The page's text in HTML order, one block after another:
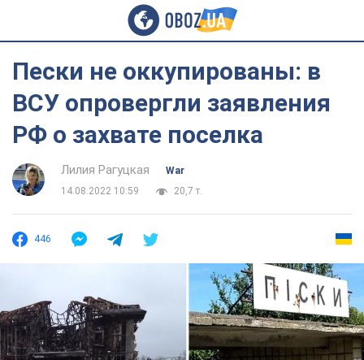
Пески не оккупированы: в
ВСУ опровергли заявления
РФ о захвате поселка
Лилия Рагуцкая
War
14.08.2022 10:59
20,7 т.
446